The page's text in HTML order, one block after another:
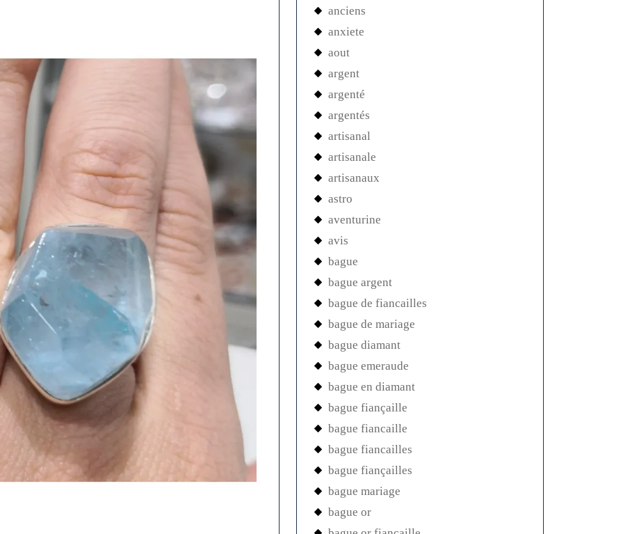
anciens
anxiete
aout
argent
argenté
argentés
artisanal
artisanale
artisanaux
astro
aventurine
avis
bague
bague argent
bague de fiancailles
bague de mariage
bague diamant
bague emeraude
bague en diamant
bague fiançaille
bague fiancaille
bague fiancailles
bague fiançailles
bague mariage
bague or